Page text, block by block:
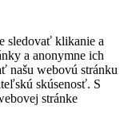
sledovať klikanie a
a anonymne ich
našu webovú stránku
skúsenosť. S
stránke